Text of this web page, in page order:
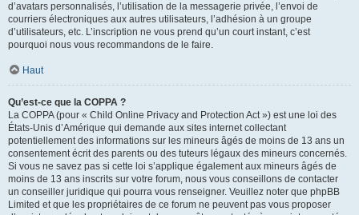
d’avatars personnalisés, l’utilisation de la messagerie privée, l’envoi de
courriers électroniques aux autres utilisateurs, l’adhésion à un groupe
d’utilisateurs, etc. L’inscription ne vous prend qu’un court instant, c’est
pourquoi nous vous recommandons de le faire.
Haut
Qu’est-ce que la COPPA ?
La COPPA (pour « Child Online Privacy and Protection Act ») est une loi des
États-Unis d’Amérique qui demande aux sites internet collectant
potentiellement des informations sur les mineurs âgés de moins de 13 ans un
consentement écrit des parents ou des tuteurs légaux des mineurs concernés.
Si vous ne savez pas si cette loi s’applique également aux mineurs âgés de
moins de 13 ans inscrits sur votre forum, nous vous conseillons de contacter
un conseiller juridique qui pourra vous renseigner. Veuillez noter que phpBB
Limited et que les propriétaires de ce forum ne peuvent pas vous proposer